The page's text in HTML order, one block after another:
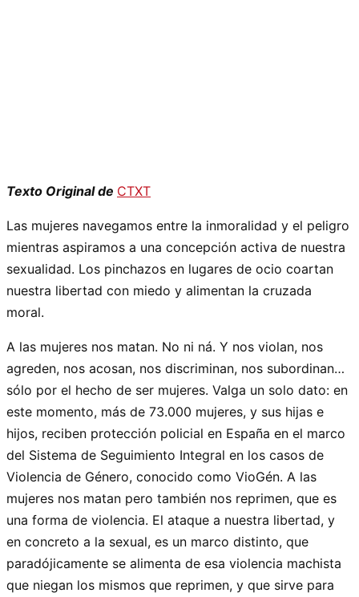
Texto Original de CTXT
Las mujeres navegamos entre la inmoralidad y el peligro
mientras aspiramos a una concepción activa de nuestra
sexualidad. Los pinchazos en lugares de ocio coartan
nuestra libertad con miedo y alimentan la cruzada
moral.
A las mujeres nos matan. No ni ná. Y nos violan, nos
agreden, nos acosan, nos discriminan, nos subordinan…
sólo por el hecho de ser mujeres. Valga un solo dato: en
este momento, más de 73.000 mujeres, y sus hijas e
hijos, reciben protección policial en España en el marco
del Sistema de Seguimiento Integral en los casos de
Violencia de Género, conocido como VioGén. A las
mujeres nos matan pero también nos reprimen, que es
una forma de violencia. El ataque a nuestra libertad, y
en concreto a la sexual, es un marco distinto, que
paradójicamente se alimenta de esa violencia machista
que niegan los mismos que reprimen, y que sirve para